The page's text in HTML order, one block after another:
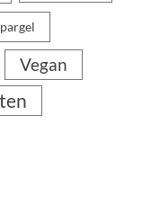
Vegan